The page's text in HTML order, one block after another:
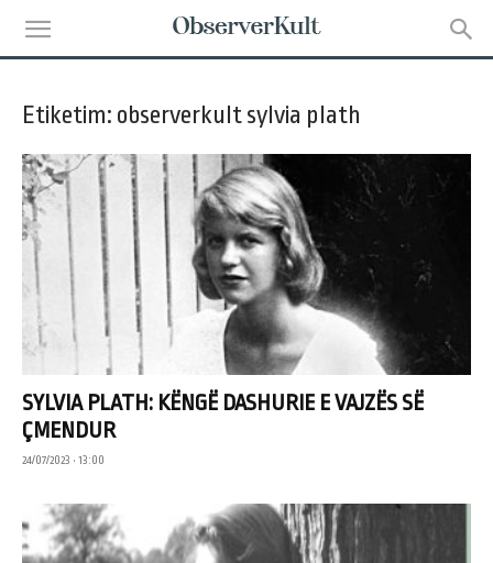
Etiketim: observerkult sylvia plath
SYLVIA PLATH: KËNGË DASHURIE E VAJZËS SË
ÇMENDUR
24/07/2023 • 13:00